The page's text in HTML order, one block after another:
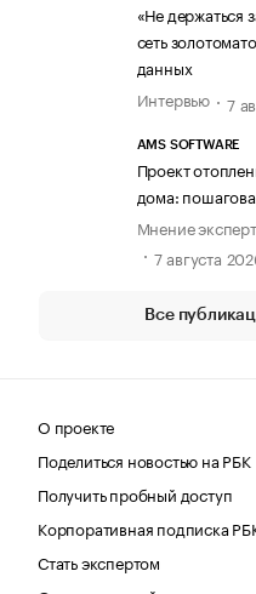
«Не держаться
сеть
данных
Интервью
7
AMS SOFTWARE
Проект
дома:
Мнение
7 августа
Все
О проекте
Поделиться новостью на РБК
Получить пробный доступ
Корпоративная подписка
Стать экспертом